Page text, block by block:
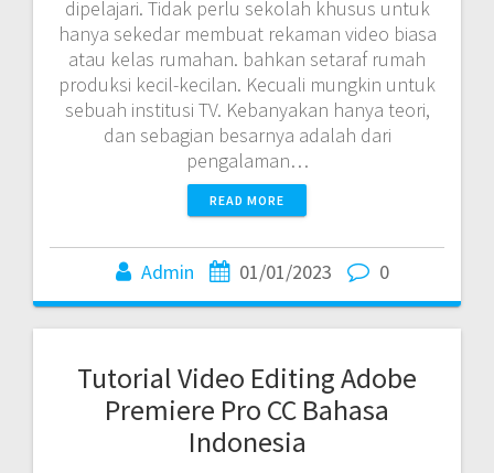
dipelajari. Tidak perlu sekolah khusus untuk
hanya sekedar membuat rekaman video biasa
atau kelas rumahan. bahkan setaraf rumah
produksi kecil-kecilan. Kecuali mungkin untuk
sebuah institusi TV. Kebanyakan hanya teori,
dan sebagian besarnya adalah dari
pengalaman…
READ MORE
Admin 01/01/2023 0
Tutorial Video Editing Adobe
Premiere Pro CC Bahasa
Indonesia